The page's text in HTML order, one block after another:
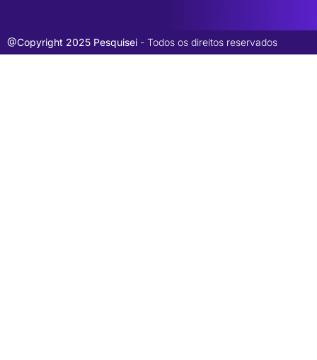
@Copyright 2025 Pesquisei - Todos os direitos reservados